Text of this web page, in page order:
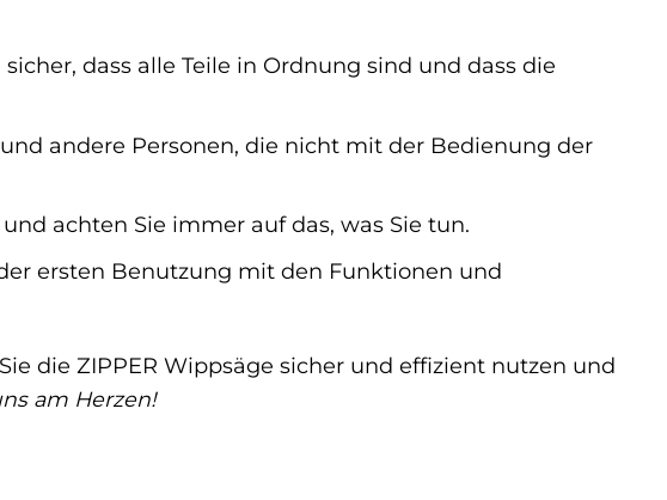
sicher, dass alle Teile in Ordnung sind und dass die
und andere Personen, die nicht mit der Bedienung der
achten Sie immer auf das, was Sie tun.
ersten Benutzung mit den Funktionen und
die ZIPPER Wippsäge sicher und effizient nutzen und
am Herzen!